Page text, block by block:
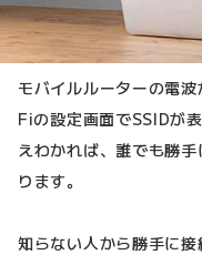
モバイルルーターの電
Fiの設定画面でSSIDが
えわかれば、誰でも勝
ります。
知らない人から勝手に